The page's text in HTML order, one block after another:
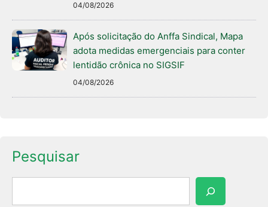
04/08/2026
Após solicitação do Anffa Sindical, Mapa
adota medidas emergenciais para conter
lentidão crônica no SIGSIF
04/08/2026
Pesquisar